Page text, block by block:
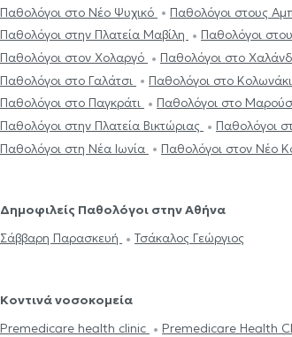
Παθολόγοι στο Νέο Ψυχικό
Παθολόγοι στους
Παθολόγοι στην Πλατεία Μαβίλη
Παθολόγοι
Παθολόγοι στον Χολαργό
Παθολόγοι στο
Παθολόγοι στο Γαλάτσι
Παθολόγοι στο Κολωνάκι
Παθολόγοι στο Παγκράτι
Παθολόγοι στο
Παθολόγοι στην Πλατεία Βικτώριας
Παθολόγοι
Παθολόγοι στη Νέα Ιωνία
Παθολόγοι στον Νέο
Δημοφιλείς Παθολόγοι στην Αθήνα
Σάββαρη Παρασκευή
Τσάκαλος Γεώργιος
Κοντινά νοσοκομεία
Premedicare health clinic
Premedicare Health